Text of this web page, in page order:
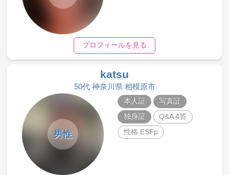
プロフィールを見る
katsu
50代 神奈川県 相模原市
男性
本人証
写真証
独身証
Q&A 4答
性格 ESFp